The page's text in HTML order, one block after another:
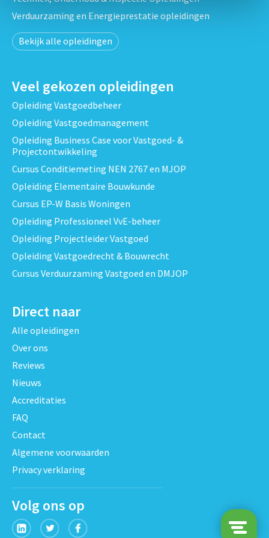
Verduurzaming en Energieprestatie opleidingen
Bekijk alle opleidingen
Veel gekozen opleidingen
Opleiding Vastgoedbeheer
Opleiding Vastgoedmanagement
Opleiding Business Case voor Vastgoed- &
Projectontwikkeling
Cursus Conditiemeting NEN 2767 en MJOP
Opleiding Elementaire Bouwkunde
Cursus EP-W Basis Woningen
Opleiding Professioneel VvE-beheer
Opleiding Projectleider Vastgoed
Opleiding Vastgoedrecht & Bouwrecht
Cursus Verduurzaming Vastgoed en DMJOP
Direct naar
Alle opleidingen
Over ons
Reviews
Nieuws
Accreditaties
FAQ
Contact
Algemene voorwaarden
Privacy verklaring
Volg ons op